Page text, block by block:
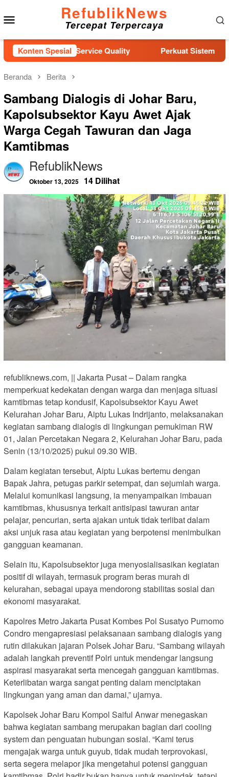
ke
konten
RefublikNews
Tercepat Terpercaya
Konten Spesial
Service Quality Perkuat Sistem
Beranda Berita
Sambang Dialogis di Johar Baru,
Kapolsubsektor Kayu Awet Ajak
Warga Cegah Tawuran dan Jaga
Kamtibmas
RefublikNews
Oktober 13, 2025 14 Dilihat
refubliknews.com, || Jakarta Pusat – Dalam rangka
memperkuat kedekatan dengan warga dan menjaga situasi
kamtibmas tetap kondusif, Kapolsubsektor Kayu Awet
Kelurahan Johar Baru, Aiptu Lukas Indrijanto, melaksanakan
kegiatan sambang dialogis di lingkungan pemukiman RW
01, Jalan Percetakan Negara 2, Kelurahan Johar Baru, pada
Senin (13/10/2025) pukul 09.30 WIB.
Dalam kegiatan tersebut, Aiptu Lukas bertemu dengan
Bapak Jahra, petugas parkir setempat, dan sejumlah warga.
Melalui komunikasi langsung, ia menyampaikan imbauan
kamtibmas, khususnya terkait antisipasi tawuran antar
pelajar, pencurian, serta ajakan untuk tidak terlibat dalam
aksi unjuk rasa atau kegiatan yang berpotensi menimbulkan
gangguan keamanan.
Selain itu, Kapolsubsektor juga menyosialisasikan kegiatan
positif di wilayah, termasuk program beras murah di
kelurahan, sebagai upaya mendorong stabilitas sosial dan
ekonomi masyarakat.
Kapolres Metro Jakarta Pusat Kombes Pol Susatyo Purnomo
Condro mengapresiasi pelaksanaan sambang dialogis yang
rutin dilakukan jajaran Polsek Johar Baru. “Sambang wilayah
adalah langkah preventif Polri untuk mendengar langsung
aspirasi masyarakat serta mencegah gangguan kamtibmas.
Keterlibatan warga sangat penting dalam menciptakan
lingkungan yang aman dan damai,” ujarnya.
Kapolsek Johar Baru Kompol Saiful Anwar menegaskan
bahwa kegiatan sambang merupakan bagian dari cooling
system dan penguatan hubungan sosial. “Kami terus
mengajak warga untuk guyub, tidak mudah terprovokasi,
serta segera melapor jika mengetahui potensi gangguan